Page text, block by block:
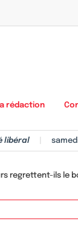
rédaction
libéral
regrettent-ils le